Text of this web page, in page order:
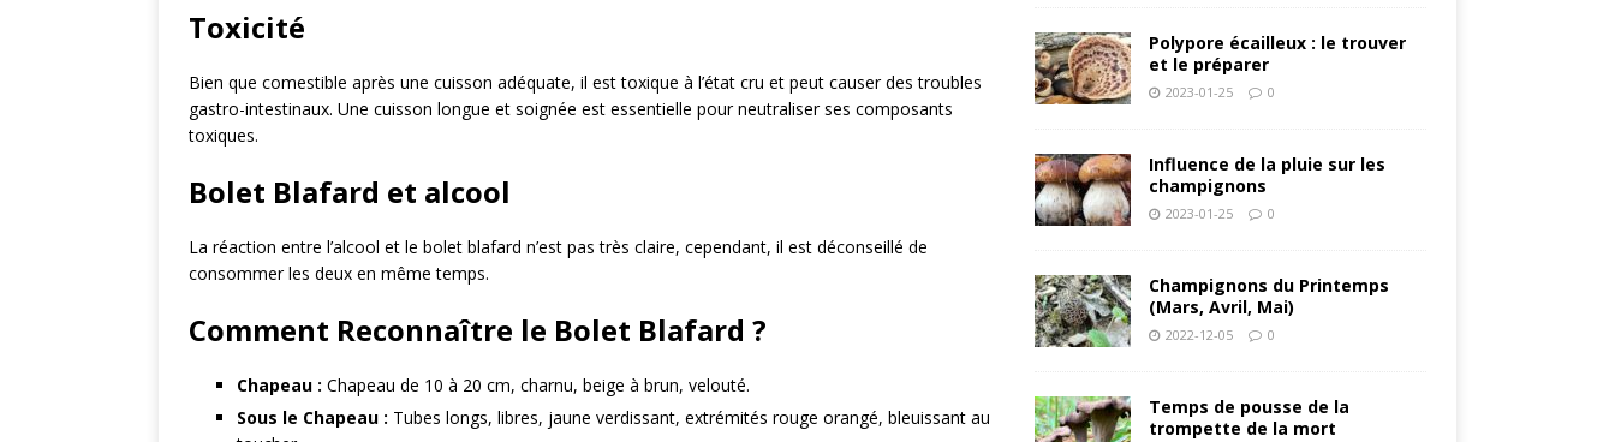
Toxicité
Bien que comestible après une cuisson adéquate, il est toxique à l’état cru et peut causer des troubles
gastro-intestinaux. Une cuisson longue et soignée est essentielle pour neutraliser ses composants
toxiques.
Bolet Blafard et alcool
La réaction entre l’alcool et le bolet blafard n’est pas très claire, cependant, il est déconseillé de
consommer les deux en même temps.
Comment Reconnaître le Bolet Blafard ?
Chapeau : Chapeau de 10 à 20 cm, charnu, beige à brun, velouté.
Sous le Chapeau : Tubes longs, libres, jaune verdissant, extrémités rouge orangé, bleuissant au
Polypore écailleux : le trouver
et le préparer
2023-01-25 0
Influence de la pluie sur les
champignons
2023-01-25 0
Champignons du Printemps
(Mars, Avril, Mai)
2022-12-05 0
Temps de pousse de la
trompette de la mort